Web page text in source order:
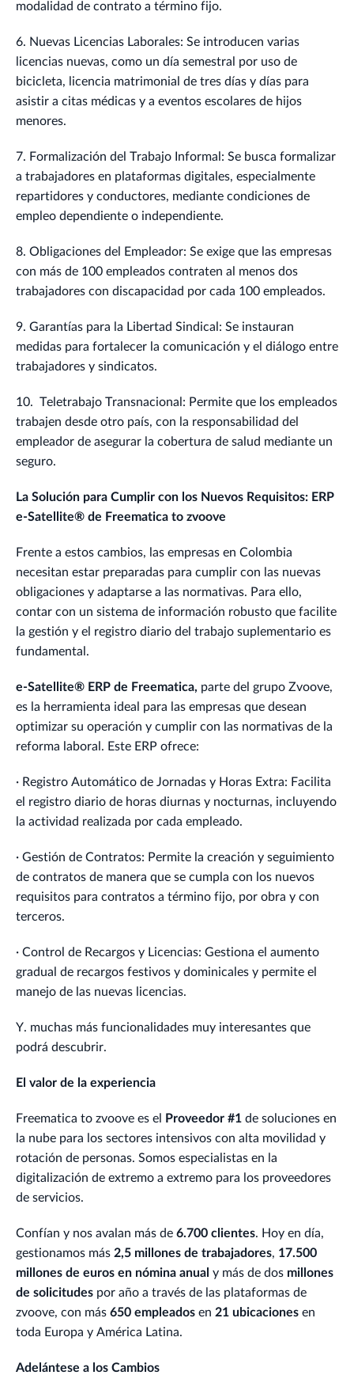
modalidad de contrato a término fijo.
6. Nuevas Licencias Laborales: Se introducen varias
licencias nuevas, como un día semestral por uso de
bicicleta, licencia matrimonial de tres días y días para
asistir a citas médicas y a eventos escolares de hijos
menores.
7. Formalización del Trabajo Informal: Se busca formalizar
a trabajadores en plataformas digitales, especialmente
repartidores y conductores, mediante condiciones de
empleo dependiente o independiente.
8. Obligaciones del Empleador: Se exige que las empresas
con más de 100 empleados contraten al menos dos
trabajadores con discapacidad por cada 100 empleados.
9. Garantías para la Libertad Sindical: Se instauran
medidas para fortalecer la comunicación y el diálogo entre
trabajadores y sindicatos.
10. Teletrabajo Transnacional: Permite que los empleados
trabajen desde otro país, con la responsabilidad del
empleador de asegurar la cobertura de salud mediante un
seguro.
La Solución para Cumplir con los Nuevos Requisitos: ERP
e-Satellite® de Freematica to zvoove
Frente a estos cambios, las empresas en Colombia
necesitan estar preparadas para cumplir con las nuevas
obligaciones y adaptarse a las normativas. Para ello,
contar con un sistema de información robusto que facilite
la gestión y el registro diario del trabajo suplementario es
fundamental.
e-Satellite® ERP de Freematica, parte del grupo Zvoove,
es la herramienta ideal para las empresas que desean
optimizar su operación y cumplir con las normativas de la
reforma laboral. Este ERP ofrece:
· Registro Automático de Jornadas y Horas Extra: Facilita
el registro diario de horas diurnas y nocturnas, incluyendo
la actividad realizada por cada empleado.
· Gestión de Contratos: Permite la creación y seguimiento
de contratos de manera que se cumpla con los nuevos
requisitos para contratos a término fijo, por obra y con
terceros.
· Control de Recargos y Licencias: Gestiona el aumento
gradual de recargos festivos y dominicales y permite el
manejo de las nuevas licencias.
Y. muchas más funcionalidades muy interesantes que
podrá descubrir.
El valor de la experiencia
Freematica to zvoove es el Proveedor #1 de soluciones en
la nube para los sectores intensivos con alta movilidad y
rotación de personas. Somos especialistas en la
digitalización de extremo a extremo para los proveedores
de servicios.
Confían y nos avalan más de 6.700 clientes. Hoy en día,
gestionamos más 2,5 millones de trabajadores, 17.500
millones de euros en nómina anual y más de dos millones
de solicitudes por año a través de las plataformas de
zvoove, con más 650 empleados en 21 ubicaciones en
toda Europa y América Latina.
Adelántese a los Cambios